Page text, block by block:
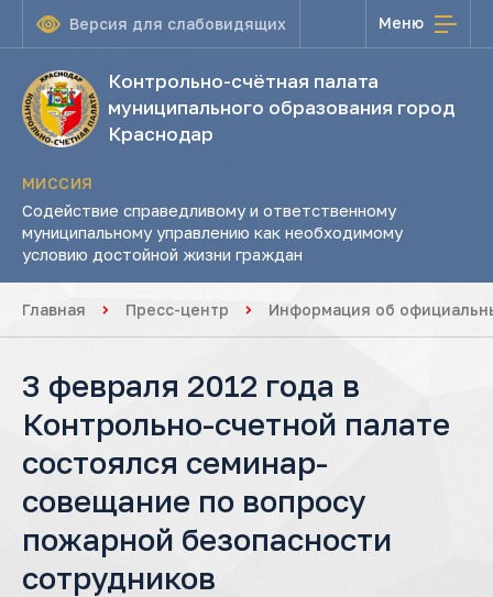
Версия для слабовидящих Меню
Контрольно-счётная палата
муниципального образования город
Краснодар
МИССИЯ
Содействие справедливому и ответственному
муниципальному управлению как необходимому
условию достойной жизни граждан
Главная Пресс-центр Информация об
3 февраля 2012 года в
Контрольно-счетной палате
состоялся семинар-
совещание по вопросу
пожарной безопасности
сотрудников